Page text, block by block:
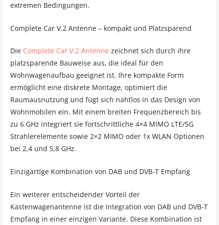
extremen Bedingungen.
Complete Car V.2 Antenne – kompakt und Platzsparend
Die Complete Car V.2 Antenne zeichnet sich durch ihre
platzsparende Bauweise aus, die ideal für den
Wohnwagenaufbau geeignet ist. Ihre kompakte Form
ermöglicht eine diskrete Montage, optimiert die
Raumausnutzung und fügt sich nahtlos in das Design von
Wohnmobilen ein. Mit einem breiten Frequenzbereich bis
zu 6 GHz integriert sie fortschrittliche 4×4 MIMO LTE/5G
Strahlerelemente sowie 2×2 MIMO oder 1x WLAN Optionen
bei 2,4 und 5,8 GHz.
Einzigartige Kombination von DAB und DVB-T Empfang
Ein weiterer entscheidender Vorteil der
Kastenwagenantenne ist die Integration von DAB und DVB-T
Empfang in einer einzigen Variante. Diese Kombination ist